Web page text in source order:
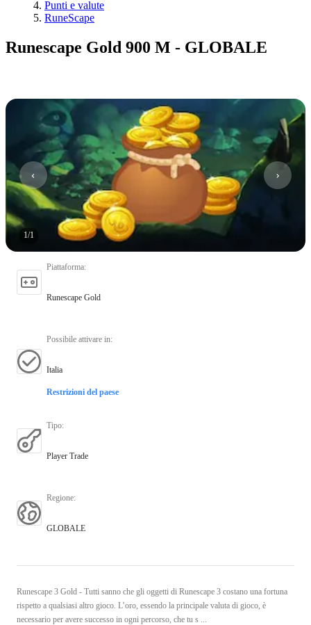
Punti e valute
RuneScape
Runescape Gold 900 M - GLOBALE
1/1
Piattaforma:
Runescape Gold
Possibile attivare in:
Italia
Restrizioni del paese
Tipo:
Player Trade
Regione:
GLOBALE
Runescape 3 Gold - Tutti sanno che gli oggetti di Runescape 3 costano una fortuna
rispetto a qualsiasi altro gioco. L’oro, essendo la principale valuta di gioco, è
necessario per avere successo in ogni percorso, che tu s ...